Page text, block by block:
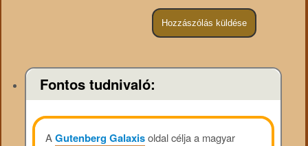
Fontos tudnivaló:
AGutenberg Galaxisoldal célja a magyar